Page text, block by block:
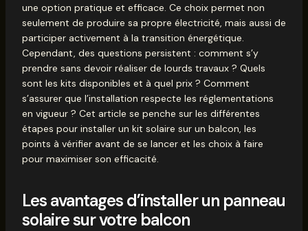
une option pratique et efficace. Ce choix permet non
seulement de produire sa propre électricité, mais aussi de
participer activement à la transition énergétique.
Cependant, des questions persistent : comment s’y
prendre sans devoir réaliser de lourds travaux ? Quels
sont les kits disponibles et à quel prix ? Comment
s’assurer que l’installation respecte les réglementations
en vigueur ? Cet article se penche sur les différentes
étapes pour installer un kit solaire sur un balcon, les
points à vérifier avant de se lancer et les choix à faire
pour maximiser son efficacité.
Les avantages d’installer un panneau
solaire sur votre balcon